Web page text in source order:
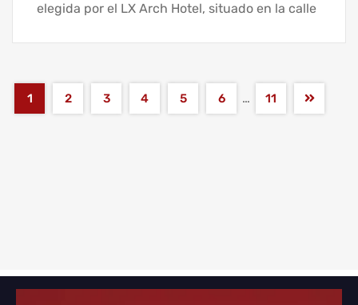
elegida por el LX Arch Hotel, situado en la calle
1 2 3 4 5 6 … 11